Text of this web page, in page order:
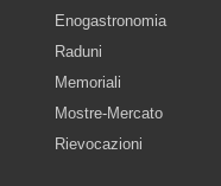
Enogastronomia
Raduni
Memoriali
Mostre-Mercato
Rievocazioni